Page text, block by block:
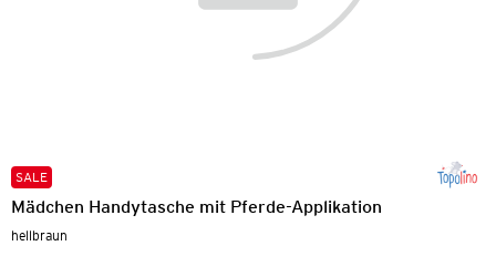
SALE
Mädchen Handytasche mit Pferde-Applikation
hellbraun